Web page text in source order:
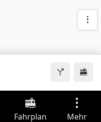
Fahrplan Mehr